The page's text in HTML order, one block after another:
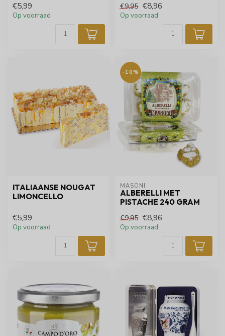
€5,99
Op voorraad
€9,95 €8,96
Op voorraad
ITALIAANSE NOUGAT
LIMONCELLO
€5,99
Op voorraad
-10%
MASONI
ALBERELLI MET
PISTACHE 240 GRAM
€9,95 €8,96
Op voorraad